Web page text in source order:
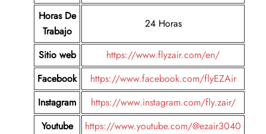
Horas De
Trabajo
24 Horas
Sitio web
https://www.flyzair.com/en/
Facebook
https://www.facebook.com/flyEZAir
Instagram
https://www.instagram.com/fly.zair/
Youtube
https://www.youtube.com/@ezair3040